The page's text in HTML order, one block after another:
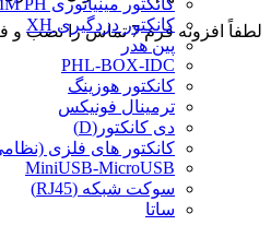
کانکتور دزدگیری XH
پین هدر
PHL-BOX-IDC
کانکتور هوزینگ
ترمینال فونیکس
دی کانکتور(D)
کانکتور های فلزی
MiniUSB-MicroUSB
سوکت شبکه (RJ45)
ساتا
لطفاً افزونه فرم 7 تماس را نصب و فعال کنید و یک فرم با نام 500 ایجاد کنید.